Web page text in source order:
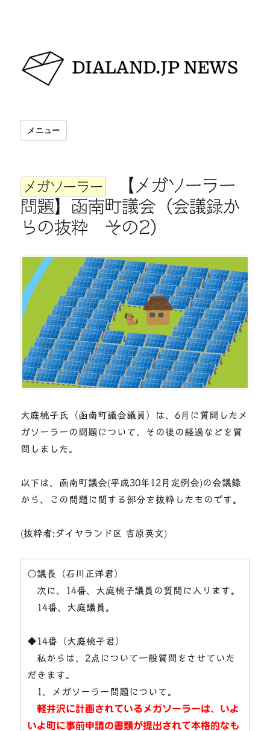
DIALAND.JP NEWS
メニュー
メガソーラー
【メガソーラー
問題】函南町議会（会議録か
らの抜粋 その2）
大庭桃子氏（函南町議会議員）は、6月に質問したメ
ガソーラーの問題について、その後の経過などを質
問しました。
以下は、函南町議会(平成30年12月定例会)の会議録
から、この問題に関する部分を抜粋したものです。
(抜粋者:ダイヤランド区 吉原英文)
○議長（石川正洋君）
次に、14番、大庭桃子議員の質問に入ります。
14番、大庭議員。
◆14番（大庭桃子君）
私からは、2点について一般質問をさせていた
だきます。
1、メガソーラー問題について。
軽井沢に計画されているメガソーラーは、いよ
いよ町に事前申請の書類が提出されて本格的なも